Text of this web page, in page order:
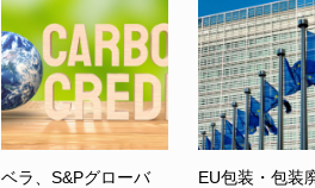
ベラ、S&Pグローバ
EU包装・包装